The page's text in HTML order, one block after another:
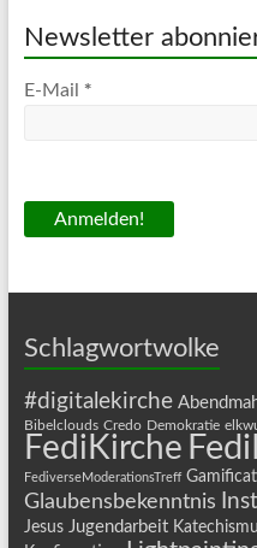
Newsletter
E-Mail *
Schlagwortwolke
#digitalekirche
Bibelclouds Credo Demokratie
FediKirche
FediverseModerationsTreff
Glaubensbekenntnis
Jesus Jugendarbeit